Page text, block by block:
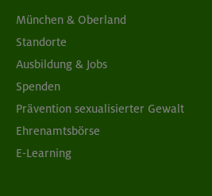
München & Oberland
Standorte
Ausbildung & Jobs
Spenden
Prävention sexualisierter Gewalt
Ehrenamtsbörse
E-Learning